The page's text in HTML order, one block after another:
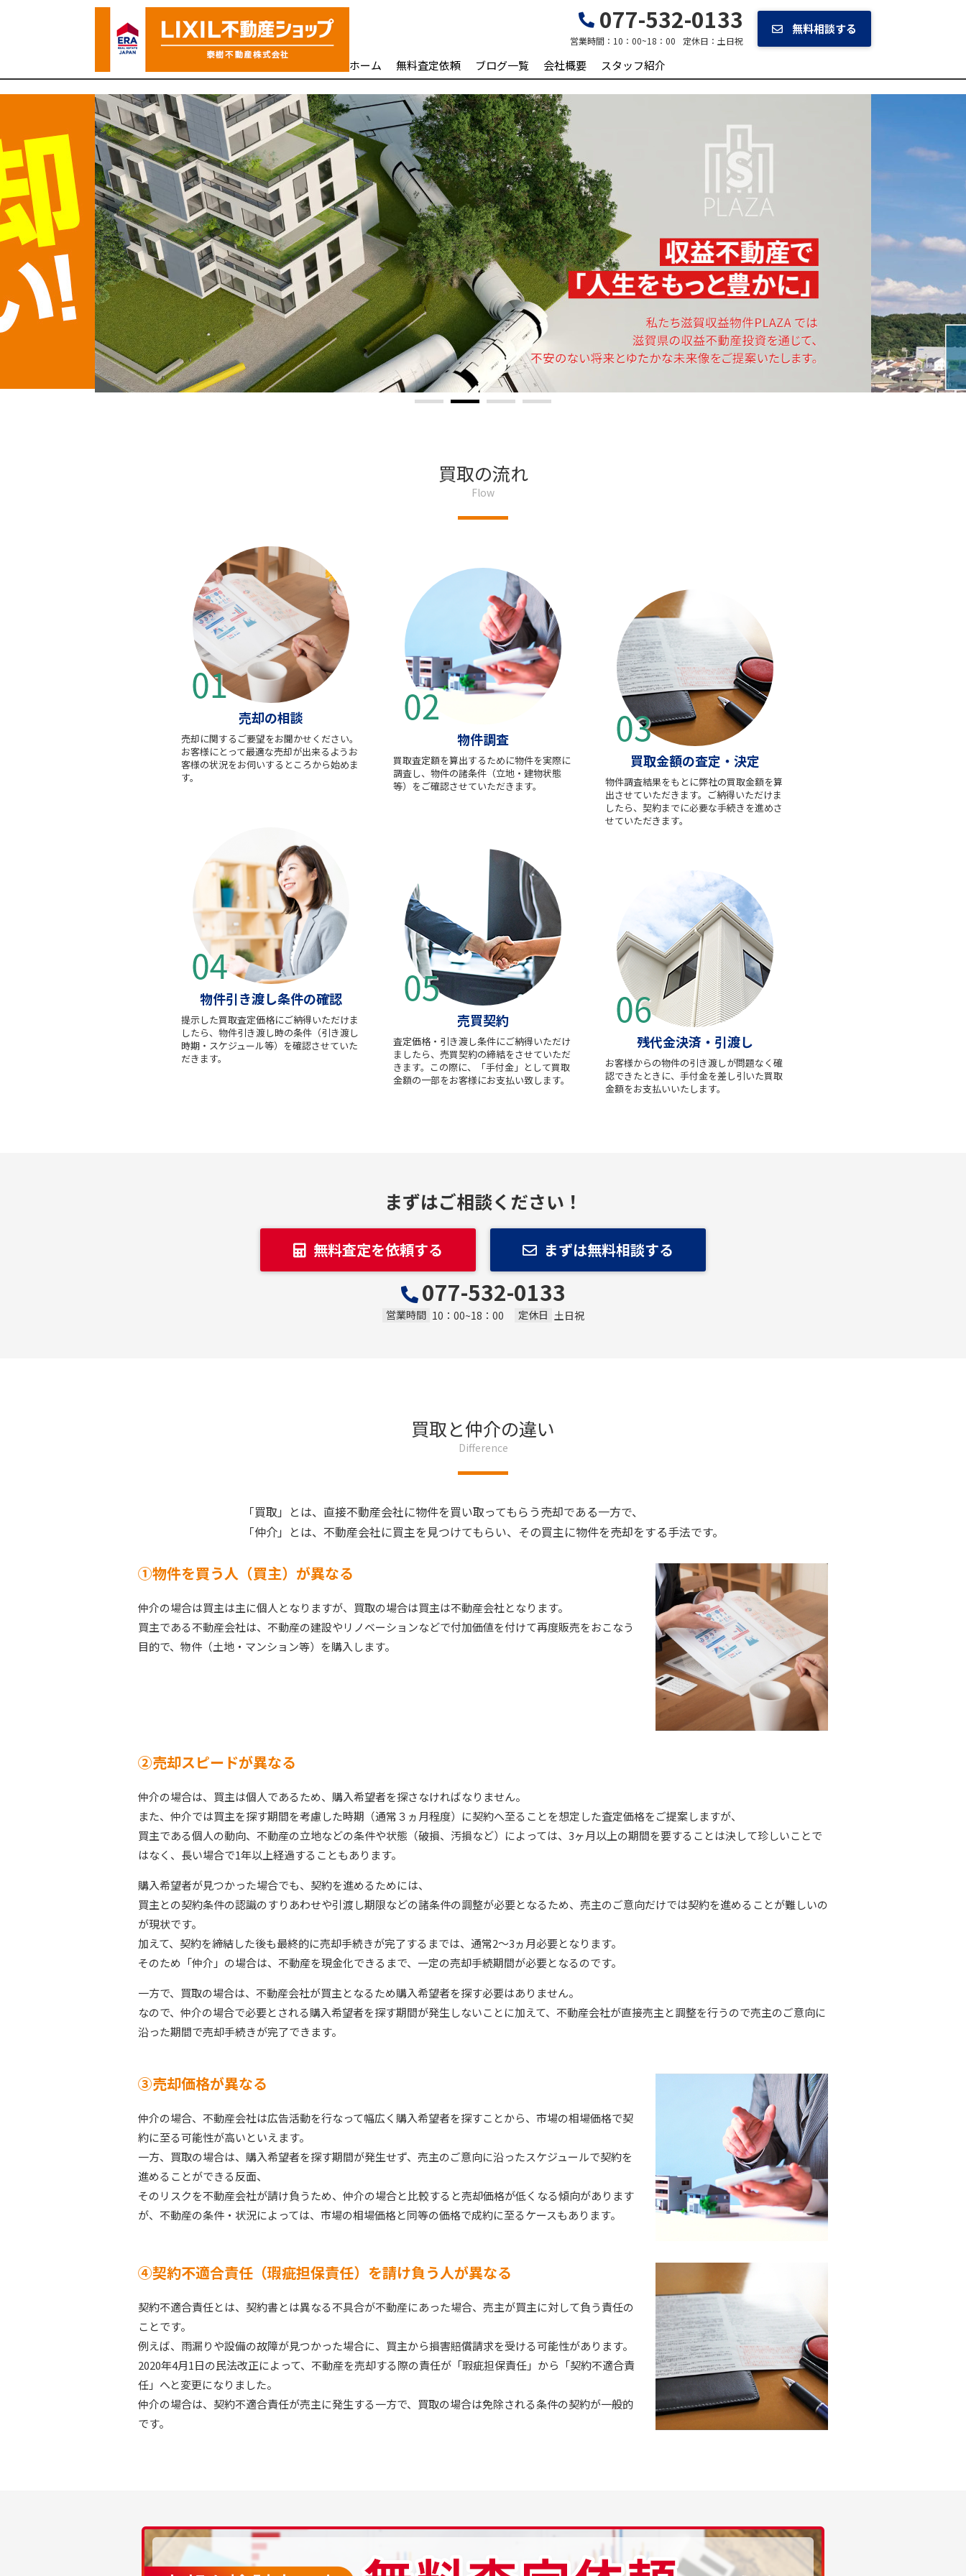
077-532-0133
営業時間： 10：00~18：00 定休日： 土日祝
無料相談する
ホーム 無料査定依頼 ブログ一覧 会社概要 スタッフ紹介
買取の流れ
Flow
売却の相談
売却に関するご要望をお聞かせください。
お客様にとって最適な売却が出来るようお
客様の状況をお伺いするところから始めま
す。
物件調査
買取査定額を算出するために物件を実際に
調査し、物件の諸条件（立地・建物状態
等）をご確認させていただきます。
買取金額の査定・決定
物件調査結果をもとに弊社の買取金額を算
出させていただきます。ご納得いただけま
したら、契約までに必要な手続きを進めさ
せていただきます。
物件引き渡し条件の確認
提示した買取査定価格にご納得いただけま
したら、物件引き渡し時の条件（引き渡し
時期・スケジュール等）を確認させていた
だきます。
売買契約
査定価格・引き渡し条件にご納得いただけ
ましたら、売買契約の締結をさせていただ
きます。この際に、「手付金」として買取
金額の一部をお客様にお支払い致します。
残代金決済・引渡し
お客様からの物件の引き渡しが問題なく確
認できたときに、手付金を差し引いた買取
金額をお支払いいたします。
まずはご相談ください！
無料査定を依頼する まずは無料相談する
077-532-0133
営業時間 10：00~18：00 定休日 土日祝
買取と仲介の違い
Difference
「買取」とは、直接不動産会社に物件を買い取ってもらう売却である一方で、
「仲介」とは、不動産会社に買主を見つけてもらい、その買主に物件を売却をする手法です。
①物件を買う人（買主）が異なる
仲介の場合は買主は主に個人となりますが、買取の場合は買主は不動産会社となります。
買主である不動産会社は、不動産の建設やリノベーションなどで付加価値を付けて再度販売をおこなう
目的で、物件（土地・マンション等）を購入します。
②売却スピードが異なる
仲介の場合は、買主は個人であるため、購入希望者を探さなければなりません。
また、仲介では買主を探す期間を考慮した時期（通常３ヵ月程度）に契約へ至ることを想定した査定価格をご提案しますが、
買主である個人の動向、不動産の立地などの条件や状態（破損、汚損など）によっては、3ヶ月以上の期間を要することは決して珍しいことで
はなく、長い場合で1年以上経過することもあります。
購入希望者が見つかった場合でも、契約を進めるためには、
買主との契約条件の認識のすりあわせや引渡し期限などの諸条件の調整が必要となるため、売主のご意向だけでは契約を進めることが難しいの
が現状です。
加えて、契約を締結した後も最終的に売却手続きが完了するまでは、通常2～3ヵ月必要となります。
そのため「仲介」の場合は、不動産を現金化できるまで、一定の売却手続期間が必要となるのです。
一方で、買取の場合は、不動産会社が買主となるため購入希望者を探す必要はありません。
なので、仲介の場合で必要とされる購入希望者を探す期間が発生しないことに加えて、不動産会社が直接売主と調整を行うので売主のご意向に
沿った期間で売却手続きが完了できます。
③売却価格が異なる
仲介の場合、不動産会社は広告活動を行なって幅広く購入希望者を探すことから、市場の相場価格で契
約に至る可能性が高いといえます。
一方、買取の場合は、購入希望者を探す期間が発生せず、売主のご意向に沿ったスケジュールで契約を
進めることができる反面、
そのリスクを不動産会社が請け負うため、仲介の場合と比較すると売却価格が低くなる傾向があります
が、不動産の条件・状況によっては、市場の相場価格と同等の価格で成約に至るケースもあります。
④契約不適合責任（瑕疵担保責任）を請け負う人が異なる
契約不適合責任とは、契約書とは異なる不具合が不動産にあった場合、売主が買主に対して負う責任の
ことです。
例えば、雨漏りや設備の故障が見つかった場合に、買主から損害賠償請求を受ける可能性があります。
2020年4月1日の民法改正によって、不動産を売却する際の責任が「瑕疵担保責任」から「契約不適合責
任」へと変更になりました。
仲介の場合は、契約不適合責任が売主に発生する一方で、買取の場合は免除される条件の契約が一般的
です。